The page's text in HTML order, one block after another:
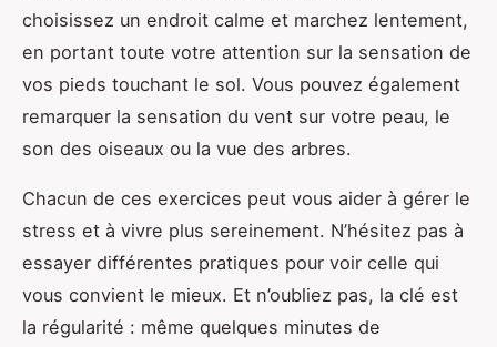
choisissez un endroit calme et marchez lentement,
en portant toute votre attention sur la sensation de
vos pieds touchant le sol. Vous pouvez également
remarquer la sensation du vent sur votre peau, le
son des oiseaux ou la vue des arbres.
Chacun de ces exercices peut vous aider à gérer le
stress et à vivre plus sereinement. N’hésitez pas à
essayer différentes pratiques pour voir celle qui
vous convient le mieux. Et n’oubliez pas, la clé est
la régularité : même quelques minutes de